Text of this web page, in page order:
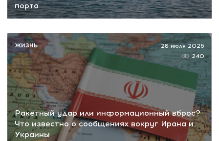
порта
Ракетный удар или информационный вброс?
Что известно о сообщениях вокруг Ирана и
Украины
28 июля 2026
240
ЖИЗНЬ